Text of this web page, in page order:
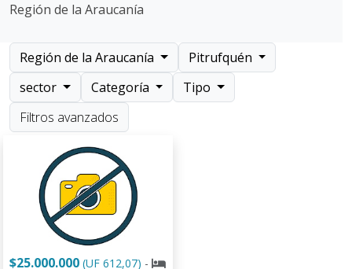
Región de la Araucanía
Región de la Araucanía
Pitrufquén
sector
Categoría
Tipo
Filtros avanzados
$25.000.000 (UF 612,07) -